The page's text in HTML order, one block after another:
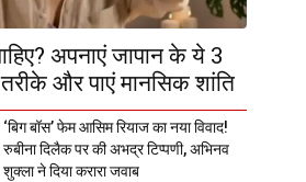
अपनाएं जापान के ये 3
और पाएं मानसिक शांति
‘बिग बॉस’ फेम आसिम रियाज का नया विवाद!
रुबीना दिलैक पर की अभद्र टिप्पणी, अभिनव
शुक्ला ने दिया करारा जवाब